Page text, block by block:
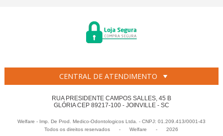
CENTRAL DE ATENDIMENTO
RUA PRESIDENTE CAMPOS SALLES, 45 B
GLÓRIA CEP 89217-100 - JOINVILLE - SC
Welfare - Imp. De Prod. Medico-Odontologicos Ltda. - CNPJ: 01.209.413/0001-43
Todos os direitos reservados
- Welfare - 2026